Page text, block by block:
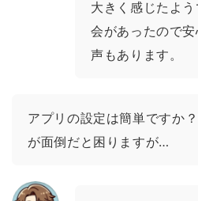
大きく感じたよ
会があったので
声もあります。
アプリの設定は簡単ですか
が面倒だと困りますが…